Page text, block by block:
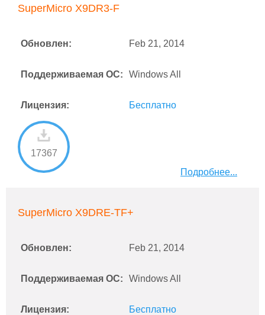
SuperMicro X9DR3-F
Обновлен: Feb 21, 2014
Поддерживаемая ОС: Windows All
Лицензия: Бесплатно
17367
Подробнее...
SuperMicro X9DRE-TF+
Обновлен: Feb 21, 2014
Поддерживаемая ОС: Windows All
Лицензия: Бесплатно